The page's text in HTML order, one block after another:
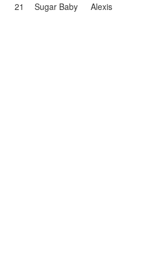
21
Sugar Baby Alexis